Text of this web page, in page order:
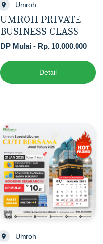
Umroh
UMROH PRIVATE -
BUSINESS CLASS
DP Mulai - Rp. 10.000.000
Detail
Umroh